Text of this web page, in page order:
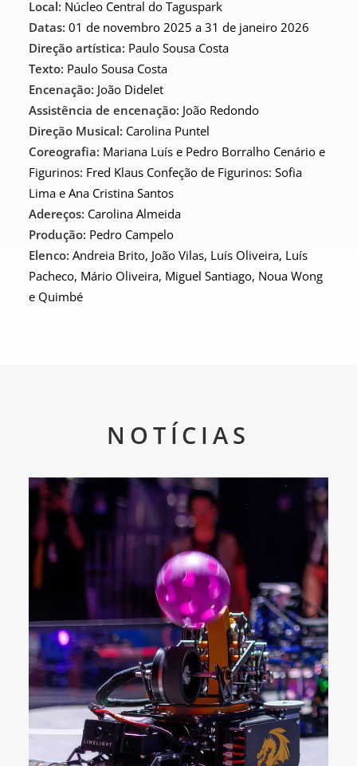
Local: Núcleo Central do Taguspark
Datas: 01 de novembro 2025 a 31 de janeiro 2026
Direção artística: Paulo Sousa Costa
Texto: Paulo Sousa Costa
Encenação: João Didelet
Assistência de encenação: João Redondo
Direção Musical: Carolina Puntel
Coreografia: Mariana Luís e Pedro Borralho Cenário e
Figurinos: Fred Klaus Confeção de Figurinos: Sofia
Lima e Ana Cristina Santos
Adereços: Carolina Almeida
Produção: Pedro Campelo
Elenco: Andreia Brito, João Vilas, Luís Oliveira, Luís
Pacheco, Mário Oliveira, Miguel Santiago, Noua Wong
e Quimbé
NOTÍCIAS